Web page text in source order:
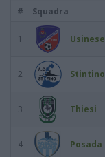
#
Squadra
1 Usinese
2 Stintino
3 Thiesi
4 Posada